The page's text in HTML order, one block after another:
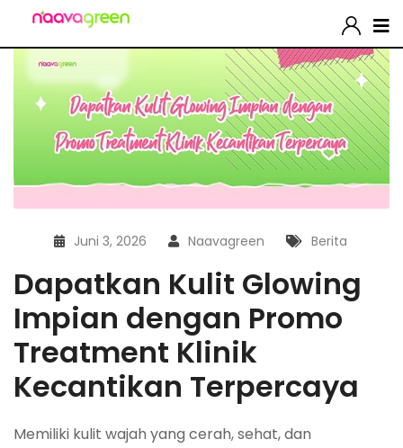
Juni 3, 2026 Naavagreen Berita
Dapatkan Kulit Glowing
Impian dengan Promo
Treatment Klinik
Kecantikan Terpercaya
Memiliki kulit wajah yang cerah, sehat, dan